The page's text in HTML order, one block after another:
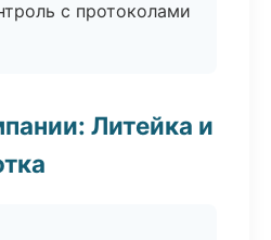
с протоколами
Литейка и